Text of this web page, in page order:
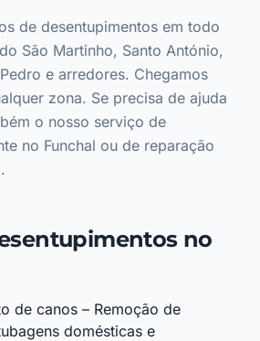
de desentupimentos em todo
São Martinho, Santo António,
e arredores. Chegamos
zona. Se precisa de ajuda
o nosso serviço de
no Funchal ou de reparação
no
de canos – Remoção de
domésticas e